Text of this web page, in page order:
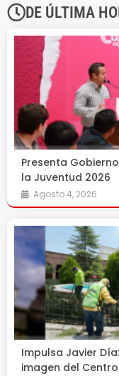
DE ÚLTIMA
Presenta
la Juventud 2026
Agosto 4, 2026
Impulsa Javier
imagen del